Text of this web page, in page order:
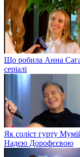
Що робила Анна
серіалі
Як соліст гурту
Надєю Дорофєєвою